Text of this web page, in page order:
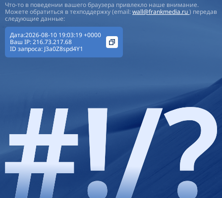
Что-то в поведении вашего браузера привлекло наше внимание.
Можете обратиться в техподдержку (email:wall@frankmedia.ru) передав
следующие данные:
Дата:2026-08-10 19:03:19 +0000
Ваш IP:216.73.217.68
ID запроса: J3a0Z8spd4Y1